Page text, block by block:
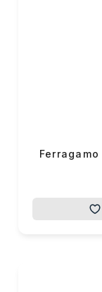
Məhsul(lar)
Sifarişin
Çatdırılma